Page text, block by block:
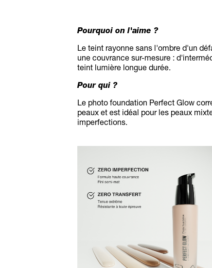
Pourquoi on l'aime ?
Le teint rayonne sans l'ombre d'un
une couvrance sur-mesure :
teint lumière longue durée.
Pour qui ?
Le photo foundation Perfect Glow
peaux et est idéal pour les peaux
imperfections.